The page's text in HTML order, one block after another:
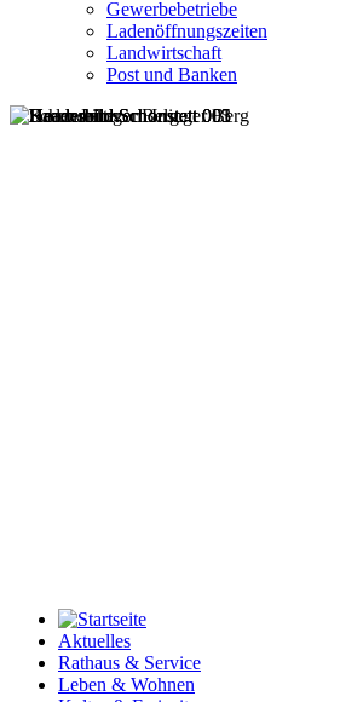
Gewerbebetriebe
Ladenöffnungszeiten
Landwirtschaft
Post und Banken
Aktuelles
Rathaus & Service
Leben & Wohnen